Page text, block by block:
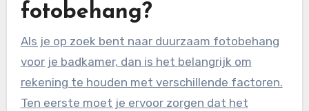
fotobehang?
Als je op zoek bent naar duurzaam fotobehang
voor je badkamer, dan is het belangrijk om
rekening te houden met verschillende factoren.
Ten eerste moet je ervoor zorgen dat het